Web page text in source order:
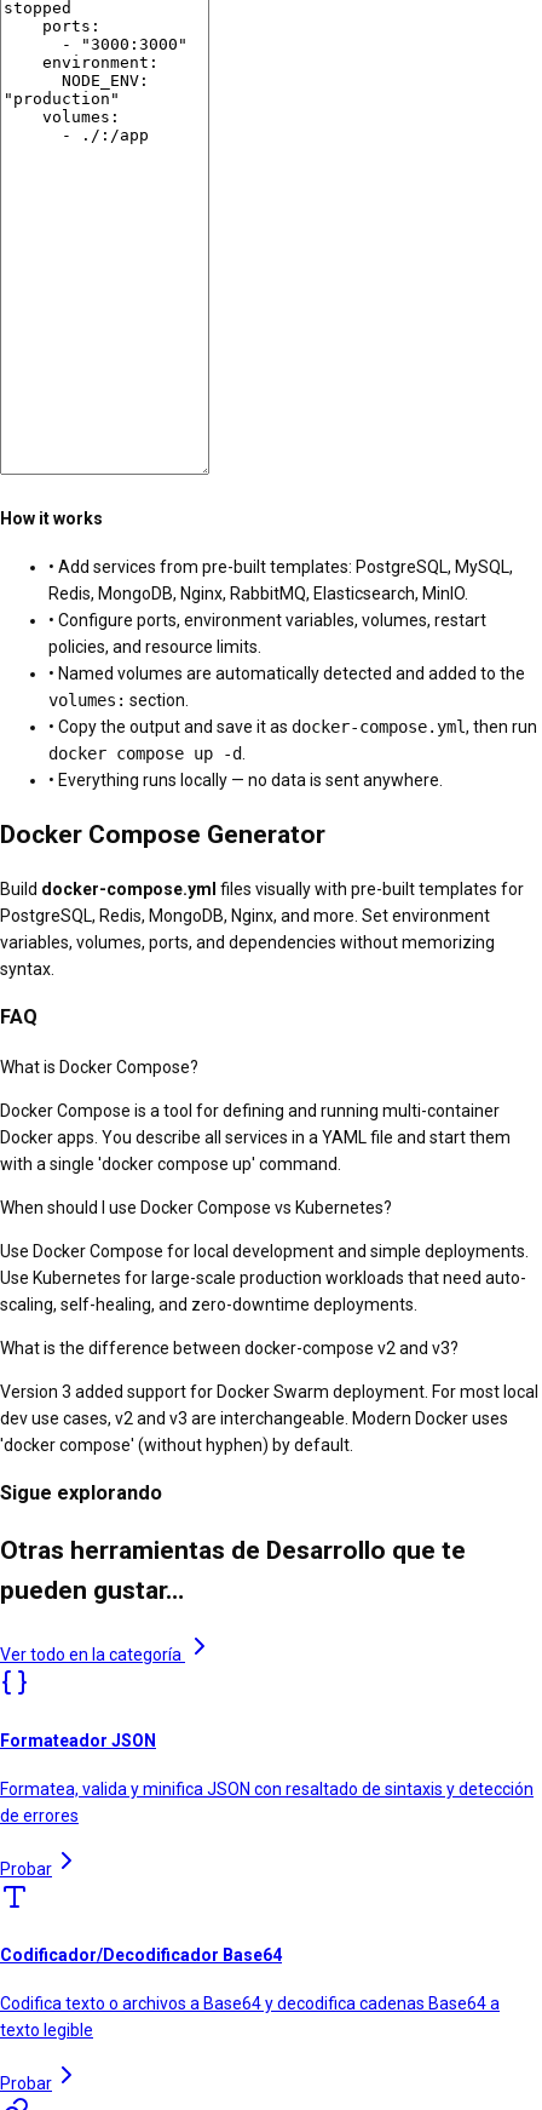
How it works
• Add services from pre-built templates: PostgreSQL, MySQL,
Redis, MongoDB, Nginx, RabbitMQ, Elasticsearch, MinIO.
• Configure ports, environment variables, volumes, restart
policies, and resource limits.
• Named volumes are automatically detected and added to the
volumes: section.
• Copy the output and save it as docker-compose.yml, then run
docker compose up -d
• Everything runs locally — no data is sent anywhere.
Docker Compose Generator
Build docker-compose.yml files visually with pre-built templates for
PostgreSQL, Redis, MongoDB, Nginx, and more. Set environment
variables, volumes, ports, and dependencies without memorizing
syntax.
FAQ
What is Docker Compose?
Docker Compose is a tool for defining and running multi-container
Docker apps. You describe all services in a YAML file and start them
with a single 'docker compose up' command.
When should I use Docker Compose vs Kubernetes?
Use Docker Compose for local development and simple deployments.
Use Kubernetes for large-scale production workloads that need auto-
scaling, self-healing, and zero-downtime deployments.
What is the difference between docker-compose v2 and v3?
Version 3 added support for Docker Swarm deployment. For most local
dev use cases, v2 and v3 are interchangeable. Modern Docker uses
'docker compose' (without hyphen) by default.
Sigue explorando
Otras herramientas de Desarrollo que te
pueden gustar…
Ver todo en la categoría
Formateador JSON
Formatea, valida y minifica JSON con resaltado de sintaxis y detección
de errores
Probar
Codificador/Decodificador Base64
Codifica texto o archivos a Base64 y decodifica cadenas Base64 a
texto legible
Probar